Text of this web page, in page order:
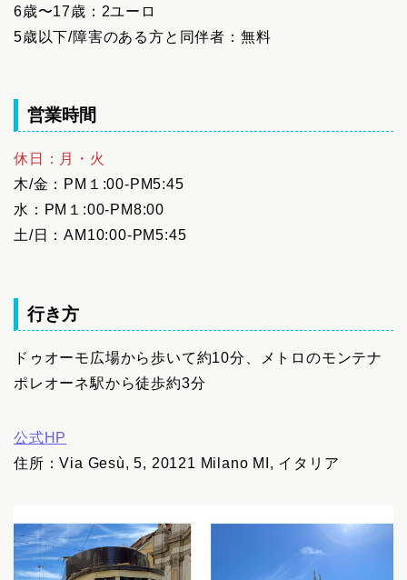
6歳〜17歳：2ユーロ
5歳以下/障害のある方と同伴者：無料
営業時間
休日：月・火
木/金：PM１:00-PM5:45
水：PM１:00-PM8:00
土/日：AM10:00-PM5:45
行き方
ドゥオーモ広場から歩いて約10分、メトロのモンテナ
ポレオーネ駅から徒歩約3分
公式HP
住所：Via Gesù, 5, 20121 Milano MI, イタリア